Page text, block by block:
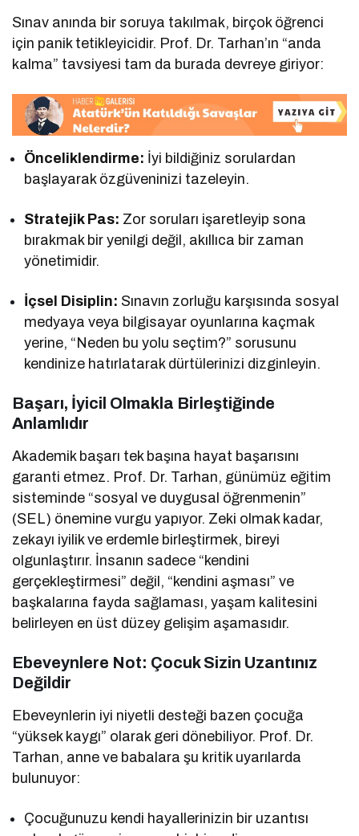
Sınav anında bir soruya takılmak, birçok öğrenci
için panik tetikleyicidir. Prof. Dr. Tarhan’ın “anda
kalma” tavsiyesi tam da burada devreye giriyor:
Önceliklendirme: İyi bildiğiniz sorulardan
başlayarak özgüveninizi tazeleyin.
Stratejik Pas: Zor soruları işaretleyip sona
bırakmak bir yenilgi değil, akıllıca bir zaman
yönetimidir.
İçsel Disiplin: Sınavın zorluğu karşısında sosyal
medyaya veya bilgisayar oyunlarına kaçmak
yerine, “Neden bu yolu seçtim?” sorusunu
kendinize hatırlatarak dürtülerinizi dizginleyin.
Başarı, İyicil Olmakla Birleştiğinde
Anlamlıdır
Akademik başarı tek başına hayat başarısını
garanti etmez. Prof. Dr. Tarhan, günümüz eğitim
sisteminde “sosyal ve duygusal öğrenmenin”
(SEL) önemine vurgu yapıyor. Zeki olmak kadar,
zekayı iyilik ve erdemle birleştirmek, bireyi
olgunlaştırır. İnsanın sadece “kendini
gerçekleştirmesi” değil, “kendini aşması” ve
başkalarına fayda sağlaması, yaşam kalitesini
belirleyen en üst düzey gelişim aşamasıdır.
Ebeveynlere Not: Çocuk Sizin Uzantınız
Değildir
Ebeveynlerin iyi niyetli desteği bazen çocuğa
“yüksek kaygı” olarak geri dönebiliyor. Prof. Dr.
Tarhan, anne ve babalara şu kritik uyarılarda
bulunuyor:
Çocuğunuzu kendi hayallerinizin bir uzantısı